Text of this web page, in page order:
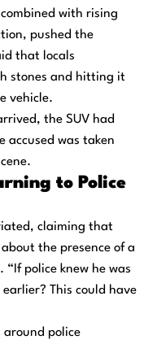
with rising
pushed the
that locals
stones and hitting it
vehicle.
the SUV had
accused was taken
to Police
claiming that
the presence of a
police knew he was
This could have
around police